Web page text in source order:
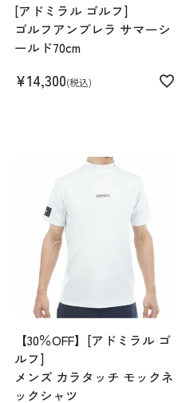
[アドミラル ゴルフ]
ゴルフアンブレラ サマーシ
ールド70cm
¥14,300 税込
【30％OFF】[アドミラル ゴ
ルフ]
メンズ カラタッチ モックネ
ックシャツ